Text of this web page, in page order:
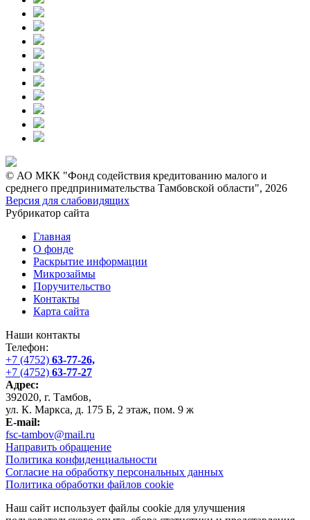
© АО МКК "Фонд содействия кредитованию малого и
среднего предпринимательства Тамбовской области", 2026
Версия для слабовидящих
Рубрикатор сайта
Главная
О фонде
Раскрытие информации
Микрозаймы
Поручительство
Контакты
Карта сайта
Наши контакты
Телефон:
+7 (4752) 63-77-26,
+7 (4752) 63-77-27
Адрес:
392020, г. Тамбов,
ул. К. Маркса, д. 175 Б, 2 этаж, пом. 9 ж
E-mail:
fsc-tambov@mail.ru
Направить обращение
Политика конфиденциальности
Согласие на обработку персональных данных
Политика обработки файлов cookie
Наш сайт использует файлы cookie для улучшения